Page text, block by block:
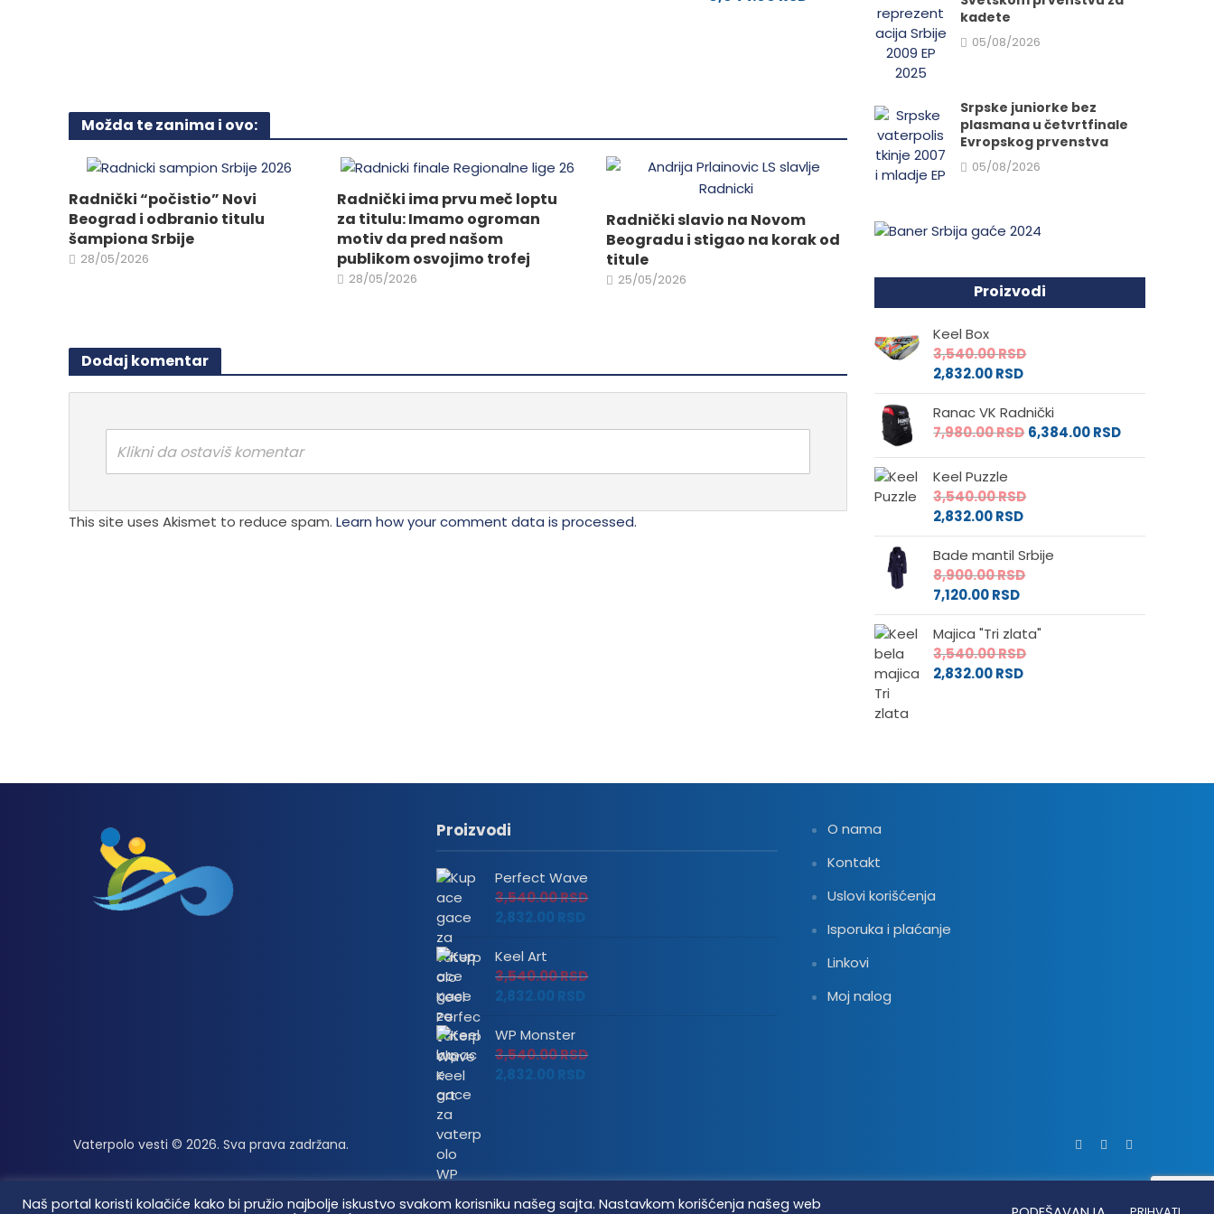
stranici
proizvoda.
Možda te zanima i ovo:
Radnički “počistio” Novi
Beograd i odbranio titulu
šampiona Srbije
28/05/2026
Radnički ima prvu meč loptu
za titulu: Imamo ogroman
motiv da pred našom
publikom osvojimo trofej
28/05/2026
Radnički slavio na Novom
Beogradu i stigao na korak od
titule
25/05/2026
Dodaj komentar
Klikni da ostaviš komentar
This site uses Akismet to reduce spam. Learn how your comment data is processed.
kadete
05/08/2026
Srpske juniorke bez
plasmana u četvrtfinale
Evropskog prvenstva
05/08/2026
Proizvodi
Keel Box
3,540.00RSD
2,832.00RSD
Ranac VK Radnički
7,980.00RSD 6,384.00RSD
Keel Puzzle
3,540.00RSD
2,832.00RSD
Bade mantil Srbije
8,900.00RSD
7,120.00RSD
Majica "Tri zlata"
3,540.00RSD
2,832.00RSD
Proizvodi
Perfect Wave
3,540.00RSD
2,832.00
Keel Art
3,540.00RSD
2,832.00
WP Monster
3,540.00RSD
2,832.00
O nama
Kontakt
Uslovi korišćenja
Isporuka i plaćanje
Linkovi
Moj nalog
Vaterpolo vesti © 2026. Sva prava zadržana.
Naš portal koristi kolačiće kako bi pružio najbolje iskustvo svakom korisniku našeg sajta. Nastavkom korišćenja našeg web